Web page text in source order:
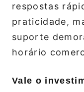
respostas
praticidade,
suporte
horário
Vale o